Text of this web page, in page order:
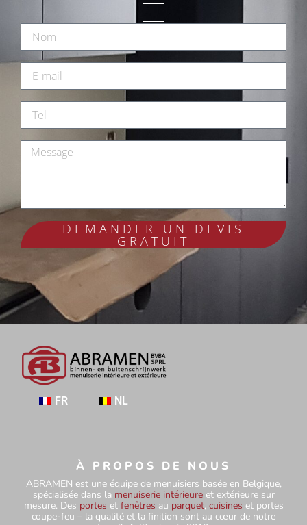
DEMANDER UN DEVIS
GRATUIT
FR NL
À PROPOS DE NOUS
ABRAMEN est une équipe de menuisiers basée en Belgique,
spécialisée dans la menuiserie intérieureet extérieure sur
mesure. Des portes et fenêtres au parquet, cuisines et portes
coupe-feu – la qualité et la finition sont au cœur de notre